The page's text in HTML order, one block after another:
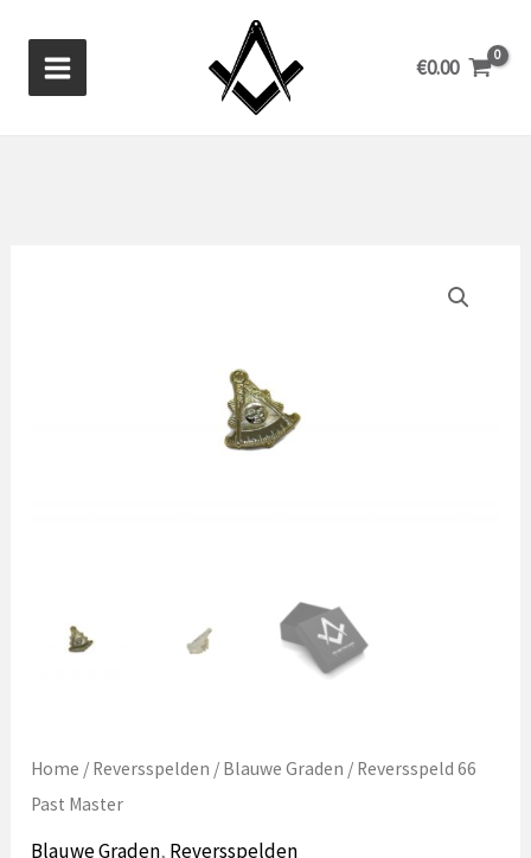
€0.00
Home / Reversspelden / Blauwe Graden / Reversspeld 66
Past Master
Blauwe Graden, Reversspelden